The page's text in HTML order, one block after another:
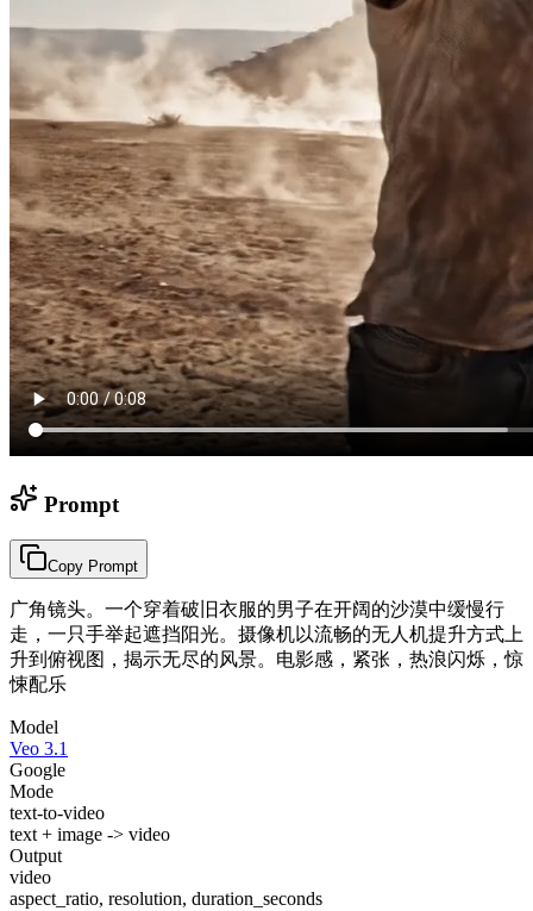
Prompt
Copy Prompt
广角镜头。一个穿着破旧衣服的男子在开阔的沙漠中缓慢行
走，一只手举起遮挡阳光。摄像机以流畅的无人机提升方式上
升到俯视图，揭示无尽的风景。电影感，紧张，热浪闪烁，惊
悚配乐
Model
Veo 3.1
Google
Mode
text-to-video
text + image -> video
Output
video
aspect_ratio, resolution, duration_seconds